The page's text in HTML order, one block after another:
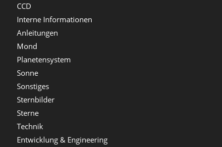
CCD
Interne Informationen
Anleitungen
Mond
Planetensystem
Sonne
Sonstiges
Sternbilder
Sterne
Technik
Entwicklung & Engineering